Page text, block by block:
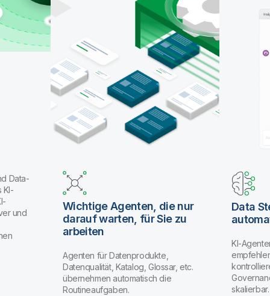
Data-
KI-
und
Wichtige Agenten, die nur
darauf warten, für Sie zu
arbeiten
Agenten für Datenprodukte,
Datenqualität, Katalog, Glossar, etc.
übernehmen automatisch die
Routineaufgaben.
Data
KI-
skalierbar.